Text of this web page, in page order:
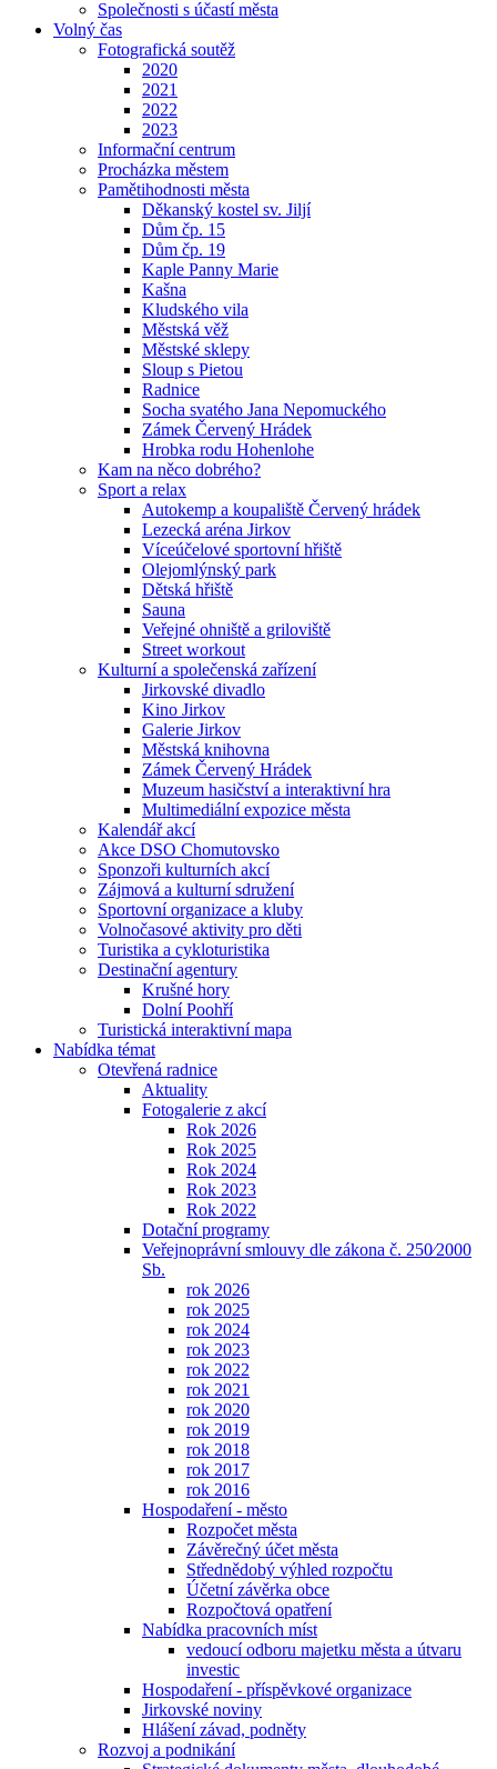
Společnosti s účastí města
Volný čas
Fotografická soutěž
2020
2021
2022
2023
Informační centrum
Procházka městem
Pamětihodnosti města
Děkanský kostel sv. Jiljí
Dům čp. 15
Dům čp. 19
Kaple Panny Marie
Kašna
Kludského vila
Městská věž
Městské sklepy
Sloup s Pietou
Radnice
Socha svatého Jana Nepomuckého
Zámek Červený Hrádek
Hrobka rodu Hohenlohe
Kam na něco dobrého?
Sport a relax
Autokemp a koupaliště Červený hrádek
Lezecká aréna Jirkov
Víceúčelové sportovní hřiště
Olejomlýnský park
Dětská hřiště
Sauna
Veřejné ohniště a griloviště
Street workout
Kulturní a společenská zařízení
Jirkovské divadlo
Kino Jirkov
Galerie Jirkov
Městská knihovna
Zámek Červený Hrádek
Muzeum hasičství a interaktivní hra
Multimediální expozice města
Kalendář akcí
Akce DSO Chomutovsko
Sponzoři kulturních akcí
Zájmová a kulturní sdružení
Sportovní organizace a kluby
Volnočasové aktivity pro děti
Turistika a cykloturistika
Destinační agentury
Krušné hory
Dolní Poohří
Turistická interaktivní mapa
Nabídka témat
Otevřená radnice
Aktuality
Fotogalerie z akcí
Rok 2026
Rok 2025
Rok 2024
Rok 2023
Rok 2022
Dotační programy
Veřejnoprávní smlouvy dle zákona č. 250⁄2000
Sb.
rok 2026
rok 2025
rok 2024
rok 2023
rok 2022
rok 2021
rok 2020
rok 2019
rok 2018
rok 2017
rok 2016
Hospodaření - město
Rozpočet města
Závěrečný účet města
Střednědobý výhled rozpočtu
Účetní závěrka obce
Rozpočtová opatření
Nabídka pracovních míst
vedoucí odboru majetku města a útvaru
investic
Hospodaření - příspěvkové organizace
Jirkovské noviny
Hlášení závad, podněty
Rozvoj a podnikání